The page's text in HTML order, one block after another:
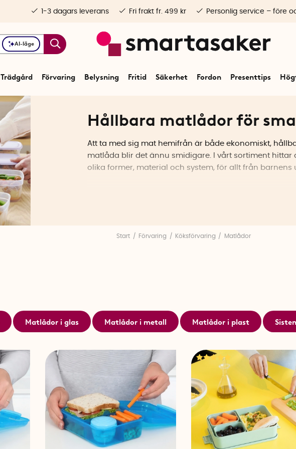
AI-läge
Trädgård Förvaring Belysning Fritid Säkerhet Fordon Presenttips
1-3 dagars leverans Fri frakt fr. 499 kr Personlig service – före
Hållbara matlådor för
Att ta med sig mat hemifrån är både ekonomiskt,
matlåda blir det ännu smidigare. I vårt sortiment
olika former, material och system, för allt från barnens
Välj mellan klassiska plastlådor, rostfria alternativ,
enklare.
För barn finns lekfulla och kompakta bentoboxar med
skolmat eller mellanmål. De gör det roligt att äta och
utan plastfilm eller extra påsar.
Hur länge håller matlådor i kylen?
Tillagad mat i matlåda håller generellt 3–5 dagar i
temperatur.
Start Förvaring Köksförvaring Matlådor
Matlådor i glas Matlådor i metall Matlådor i plast